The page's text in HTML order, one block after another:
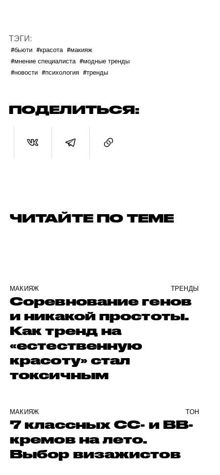
ТЭГИ:
#бьюти #красота #макияж
#мнение специалиста #модные тренды
#новости #психология #тренды
ПОДЕЛИТЬСЯ:
ЧИТАЙТЕ ПО ТЕМЕ
МАКИЯЖ ТРЕНДЫ
Соревнование генов
и никакой простоты.
Как тренд на
«естественную
красоту» стал
токсичным
МАКИЯЖ ТОН
7 классных CC- и BB-
кремов на лето.
Выбор визажистов